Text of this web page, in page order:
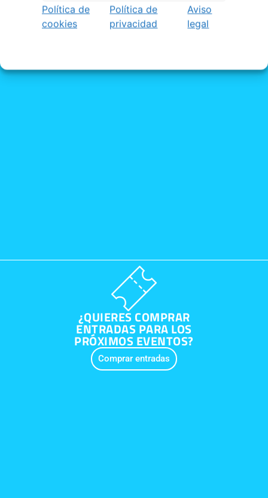
Política de
cookies
Política de
privacidad
Aviso
legal
¿QUIERES COMPRAR
ENTRADAS PARA LOS
PRÓXIMOS EVENTOS?
Comprar entradas